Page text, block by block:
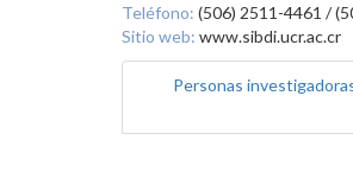
Teléfono: (506) 2511-4461 /
Sitio web: www.sibdi.ucr.ac.cr
Personas